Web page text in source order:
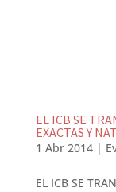
EL ICB SE
EXACTAS Y
1 Abr 2014|
EL ICB SE